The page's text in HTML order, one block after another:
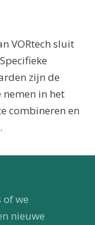
VORtech sluit
zijn de
in het
combineren en
of we
nieuwe